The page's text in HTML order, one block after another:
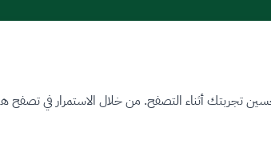
أثناء التصفح. من خلال الاستمرار في تصفح